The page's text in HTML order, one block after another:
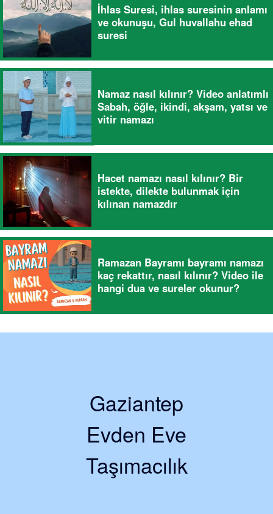
İhlas Suresi, ihlas suresinin anlamı
ve okunuşu, Gul huvallahu ehad
suresi
Namaz nasıl kılınır? Video anlatımlı
Sabah, öğle, ikindi, akşam, yatsı ve
vitir namazı
Hacet namazı nasıl kılınır? Bir
istekte, dilekte bulunmak için
kılınan namazdır
Ramazan Bayramı bayramı namazı
kaç rekattır, nasıl kılınır? Video ile
hangi dua ve sureler okunur?
Gaziantep
Evden Eve
Taşımacılık